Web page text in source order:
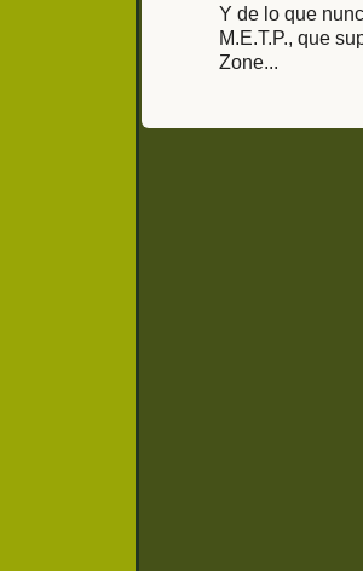
Y de lo que
M.E.T.P., que
Zone...